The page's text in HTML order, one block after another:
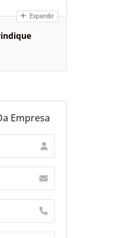
Expandir
Empresa